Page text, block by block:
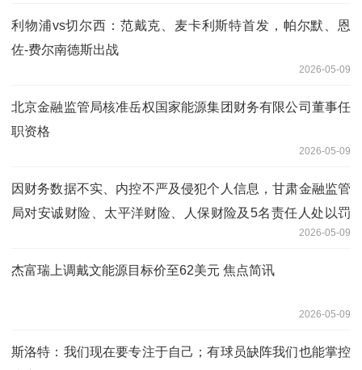
利物浦vs切尔西：范戴克、麦卡利斯特首发，帕尔默、恩
佐-费尔南德斯出战
2026-05-09
北京金融监管局核准岳权国家能源集团财务有限公司董事任
职资格
2026-05-09
因财务数据不实、内控不严及侵犯个人信息，甘肃金融监管
局对安诚财险、太平洋财险、人保财险及5名责任人处以罚
2026-05-09
杰富瑞上调戴文能源目标价至62美元 焦点简讯
2026-05-09
斯洛特：我们现在要专注于自己；有球员缺阵我们也能掌控